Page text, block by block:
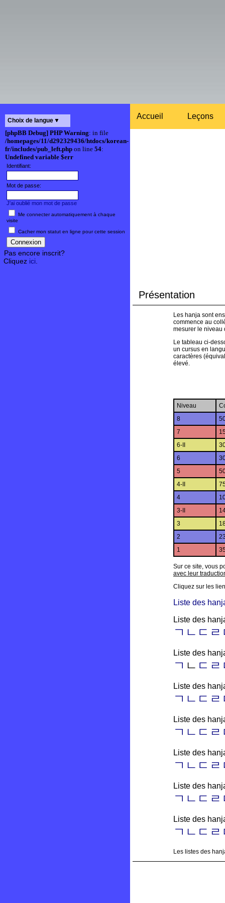
Choix de langue
[phpBB Debug] PHP Warning: in file
/homepages/11/d292329436/htdocs/korean-
fr/includes/pub_left.php on line 54:
Undefined variable $err
Identifiant:
Mot de passe:
J'ai oublié mon mot de passe
Me connecter automatiquement à chaque
visite
Cacher mon statut en ligne pour cette session
Pas encore inscrit?
Cliquez ici
Accueil Leçons
Présentation
Les hanja sont
commence au
mesurer le niveau
Le tableau ci-
un cursus en
caractères
élevé.
Niveau
8
7
6-II
6
5
4-II
4
3-II
3
2
1
Sur ce site, vous
avec leur
Cliquez sur les
Liste des
Liste des
ㄱㄴㄷㄹ
Liste des
ㄱ ㄴ ㄷㄹ
Liste des
ㄱ ㄴㄷㄹ
Liste des
ㄱㄴ ㄷㄹ
Liste des
ㄱ ㄴㄷㄹ
Liste des
ㄱ ㄴㄷㄹ
Liste des
ㄱ ㄴㄷㄹ
Les listes des